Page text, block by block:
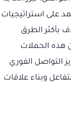
على استراتيجيات
بأكثر الطرق
هذه الحملات
التواصل الفوري
وبناء علاقات